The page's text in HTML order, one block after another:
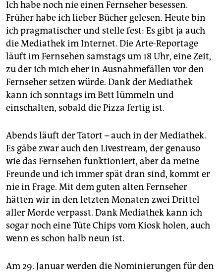
abo
genossenschaft
epaper login
Ich habe noch nie einen Fernseher besessen.
Früher habe ich lieber Bücher gelesen. Heute bin
ich pragmatischer und stelle fest: Es gibt ja auch
die Mediathek im Internet. Die Arte-Reportage
läuft im Fernsehen samstags um 18 Uhr, eine Zeit,
zu der ich mich eher in Ausnahmefällen vor den
Fernseher setzen würde. Dank der Mediathek
kann ich sonntags im Bett lümmeln und
einschalten, sobald die Pizza fertig ist.
Abends läuft der Tatort – auch in der Mediathek.
Es gäbe zwar auch den Livestream, der genauso
wie das Fernsehen funktioniert, aber da meine
Freunde und ich immer spät dran sind, kommt er
nie in Frage. Mit dem guten alten Fernseher
hätten wir in den letzten Monaten zwei Drittel
aller Morde verpasst. Dank Mediathek kann ich
sogar noch eine Tüte Chips vom Kiosk holen, auch
wenn es schon halb neun ist.
Am 29. Januar werden die Nominierungen für den